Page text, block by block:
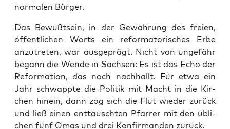
nor­ma­len Bürger.
Das Bewußt­sein, in der Gewäh­rung des frei­en,
öffent­li­chen Worts ein refor­ma­to­ri­sches Erbe
anzu­tre­ten, war aus­ge­prägt. Nicht von unge­fähr
begann die Wen­de in Sach­sen: Es ist das Echo der
Refor­ma­ti­on, das noch nach­hallt. Für etwa ein
Jahr schwapp­te die Poli­tik mit Macht in die Kir­
chen hin­ein, dann zog sich die Flut wie­der zurück
und ließ einen ent­täusch­ten Pfar­rer mit den übli­
chen fünf Omas und drei Kon­fir­man­den zurück.